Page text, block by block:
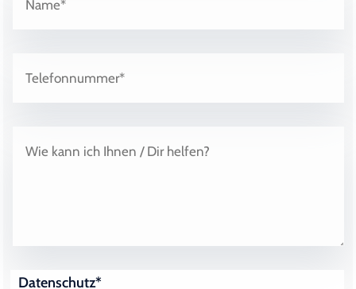
Datenschutz*